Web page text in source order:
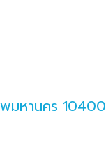
มหานคร 10400